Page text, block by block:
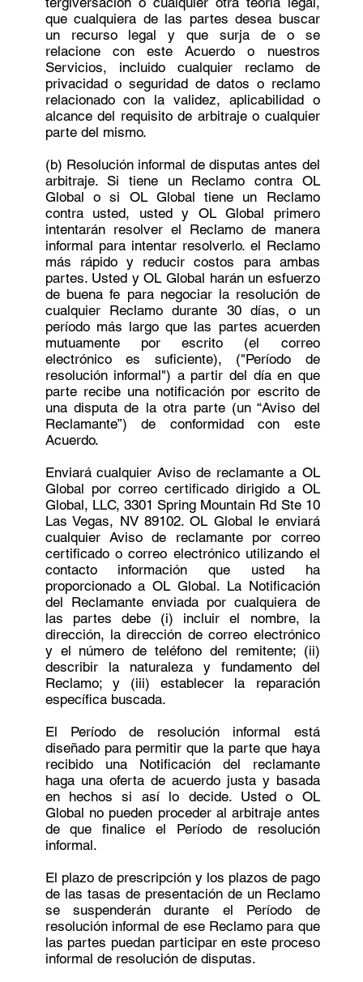
que cualquiera de las partes desea buscar
un recurso legal y que surja de o se
relacione con este Acuerdo o nuestros
Servicios, incluido cualquier reclamo de
privacidad o seguridad de datos o reclamo
relacionado con la validez, aplicabilidad o
alcance del requisito de arbitraje o cualquier
parte del mismo.
(b) Resolución informal de disputas antes del
arbitraje. Si tiene un Reclamo contra OL
Global o si OL Global tiene un Reclamo
contra usted, usted y OL Global primero
intentarán resolver el Reclamo de manera
informal para intentar resolverlo. el Reclamo
más rápido y reducir costos para ambas
partes. Usted y OL Global harán un esfuerzo
de buena fe para negociar la resolución de
cualquier Reclamo durante 30 días, o un
período más largo que las partes acuerden
mutuamente por escrito (el correo
electrónico es suficiente), ("Período de
resolución informal") a partir del día en que
parte recibe una notificación por escrito de
una disputa de la otra parte (un “Aviso del
Reclamante”) de conformidad con este
Acuerdo.
Enviará cualquier Aviso de reclamante a OL
Global por correo certificado dirigido a OL
Global, LLC, 3301 Spring Mountain Rd Ste 10
Las Vegas, NV 89102. OL Global le enviará
cualquier Aviso de reclamante por correo
certificado o correo electrónico utilizando el
contacto información que usted ha
proporcionado a OL Global. La Notificación
del Reclamante enviada por cualquiera de
las partes debe (i) incluir el nombre, la
dirección, la dirección de correo electrónico
y el número de teléfono del remitente; (ii)
describir la naturaleza y fundamento del
Reclamo; y (iii) establecer la reparación
específica buscada.
El Período de resolución informal está
diseñado para permitir que la parte que haya
recibido una Notificación del reclamante
haga una oferta de acuerdo justa y basada
en hechos si así lo decide. Usted o OL
Global no pueden proceder al arbitraje antes
de que finalice el Período de resolución
informal.
El plazo de prescripción y los plazos de pago
de las tasas de presentación de un Reclamo
se suspenderán durante el Período de
resolución informal de ese Reclamo para que
las partes puedan participar en este proceso
informal de resolución de disputas.